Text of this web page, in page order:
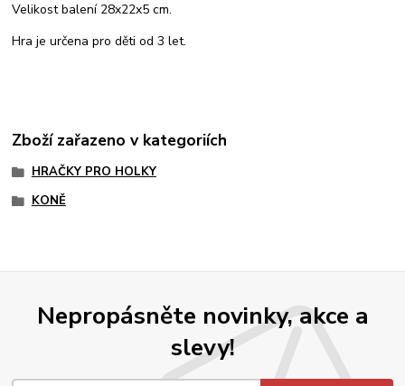
Velikost balení 28x22x5 cm.
Hra je určena pro děti od 3 let.
Zboží zařazeno v kategoriích
HRAČKY PRO HOLKY
KONĚ
Nepropásněte novinky, akce a
slevy!